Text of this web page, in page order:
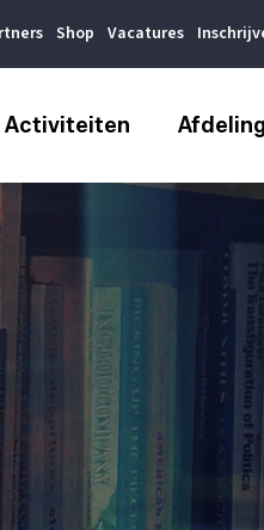
Shop Vacatures
Activiteiten